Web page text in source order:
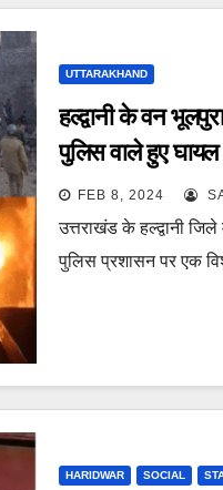
UTTARAKHAND
हल्द्वानी के वन
पुलिस वाले हुए घायल
FEB 8, 2024
उत्तराखंड के हल्द्वानी
पुलिस प्रशासन पर एक
HARIDWAR SOCIAL